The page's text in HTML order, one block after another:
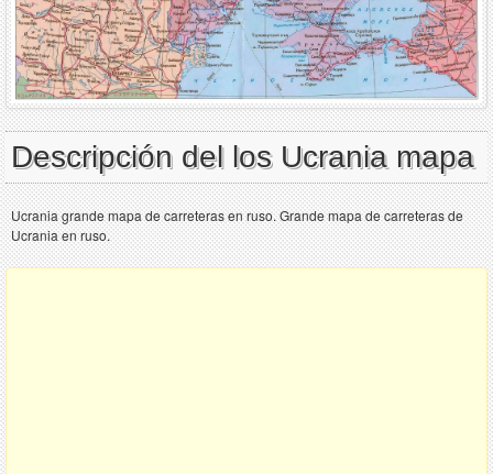
Descripción del los Ucrania mapa
Ucrania grande mapa de carreteras en ruso. Grande mapa de carreteras de
Ucrania en ruso.